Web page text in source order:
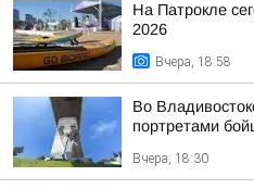
На Патрокле
2026
Вчера, 18:58
Во
портретами
Вчера, 18:30